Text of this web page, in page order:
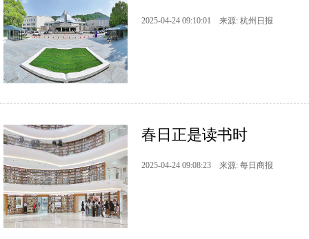
2025-04-24 09:10:01 来源: 杭州日报
春日正是读书时
2025-04-24 09:08:23 来源: 每日商报